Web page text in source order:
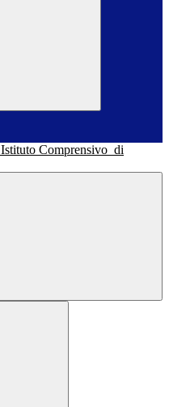
Istituto Comprensivo di